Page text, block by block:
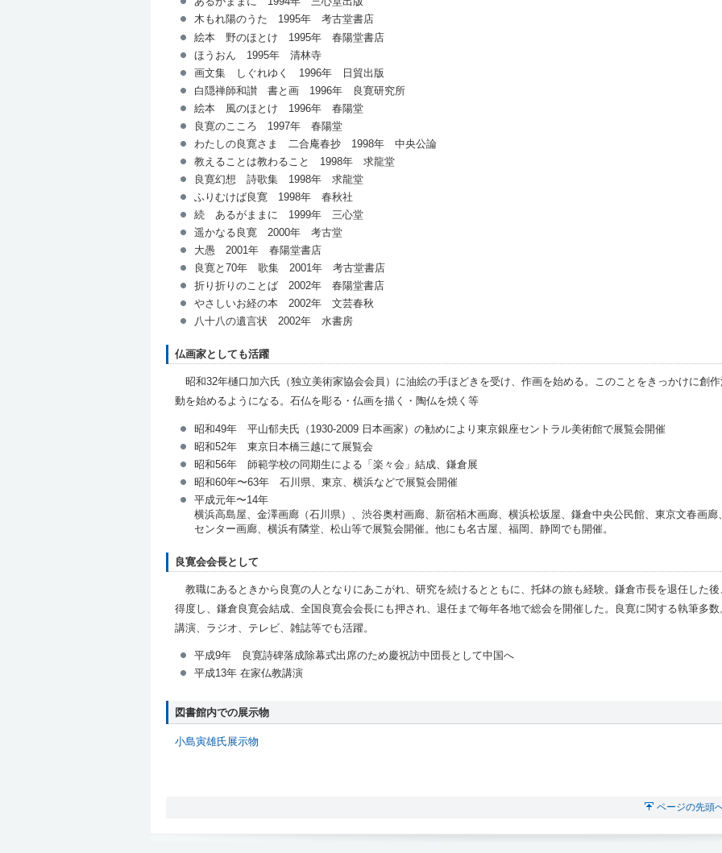
木もれ陽のうた 1995年 考古堂書店
絵本 野のほとけ 1995年 春陽堂書店
ほうおん 1995年 清林寺
画文集 しぐれゆく 1996年 日貿出版
白隠禅師和讃 書と画 1996年 良寛研究所
絵本 風のほとけ 1996年 春陽堂
良寛のこころ 1997年 春陽堂
わたしの良寛さま 二合庵春抄 1998年 中央公論
教えることは教わること 1998年 求龍堂
良寛幻想 詩歌集 1998年 求龍堂
ふりむけば良寛 1998年 春秋社
続 あるがままに 1999年 三心堂
遥かなる良寛 2000年 考古堂
大愚 2001年 春陽堂書店
良寛と70年 歌集 2001年 考古堂書店
折り折りのことば 2002年 春陽堂書店
やさしいお経の本 2002年 文芸春秋
八十八の遺言状 2002年 水書房
仏画家としても活躍
昭和32年樋口加六氏（独立美術家協会会員）に油絵の手ほどきを受け、作画を始める。このことをきっかけに創作
動を始めるようになる。石仏を彫る・仏画を描く・陶仏を焼く等
昭和49年 平山郁夫氏（1930-2009 日本画家）の勧めにより東京銀座セントラル美術館で展覧会開催
昭和52年 東京日本橋三越にて展覧会
昭和56年 師範学校の同期生による「楽々会」結成、鎌倉展
昭和60年〜63年 石川県、東京、横浜などで展覧会開催
平成元年〜14年
横浜高島屋、金澤画廊（石川県）、渋谷奥村画廊、新宿栢木画廊、横浜松坂屋、鎌倉中央公民館、東京文春画廊
センター画廊、横浜有隣堂、松山等で展覧会開催。他にも名古屋、福岡、静岡でも開催。
良寛会会長として
教職にあるときから良寛の人となりにあこがれ、研究を続けるとともに、托鉢の旅も経験。鎌倉市長を退任した後
得度し、鎌倉良寛会結成、全国良寛会会長にも押され、退任まで毎年各地で総会を開催した。良寛に関する執筆多数
講演、ラジオ、テレビ、雑誌等でも活躍。
平成9年 良寛詩碑落成除幕式出席のため慶祝訪中団長として中国へ
平成13年 在家仏教講演
図書館内での展示物
小島寅雄氏展示物
ページの先頭